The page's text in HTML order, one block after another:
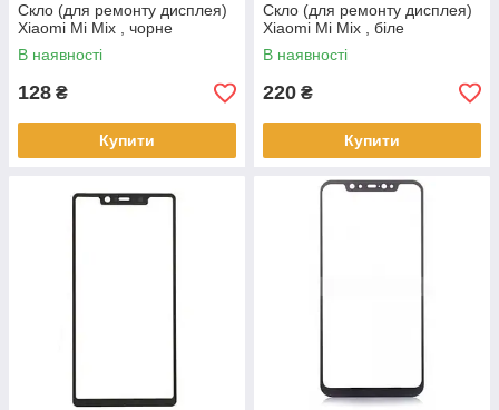
Скло (для ремонту дисплея)
Xiaomi Mi Mix , чорне
В наявності
128 ₴
Купити
Скло (для ремонту дисплея)
Xiaomi Mi Mix , біле
В наявності
220 ₴
Купити